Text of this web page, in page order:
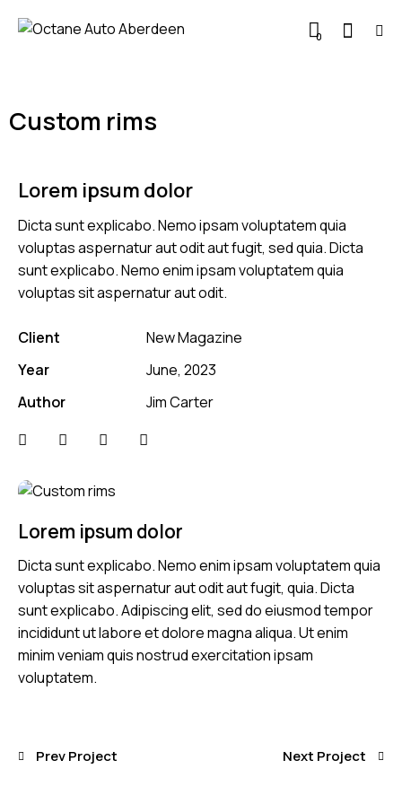
0
Custom rims
Lorem ipsum dolor
Dicta sunt explicabo. Nemo enim ipsam voluptatem quia
voluptas sit aspernatur aut odit aut fugit, quia. Dicta
sunt explicabo. Adipiscing elit, sed do eiusmod tempor
incididunt ut labore et dolore magna aliqua. Ut enim
minim veniam quis nostrud exercitation ipsam
voluptatem.
Lorem ipsum dolor
Dicta sunt explicabo. Nemo ipsam voluptatem quia
voluptas aspernatur aut odit aut fugit, sed quia. Dicta
sunt explicabo. Nemo enim ipsam voluptatem quia
voluptas sit aspernatur aut odit.
Client
New Magazine
Year
June, 2023
Author
Jim Carter
Prev Project Next Project